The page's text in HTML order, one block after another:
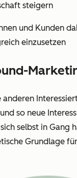
steigern
und Kunden
einzusetzen
anderen
so neue
selbst in Gang
Grundlage